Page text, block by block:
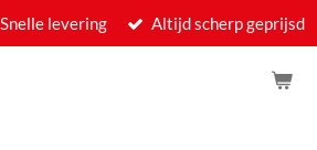
Snelle levering Altijd scherp geprijsd